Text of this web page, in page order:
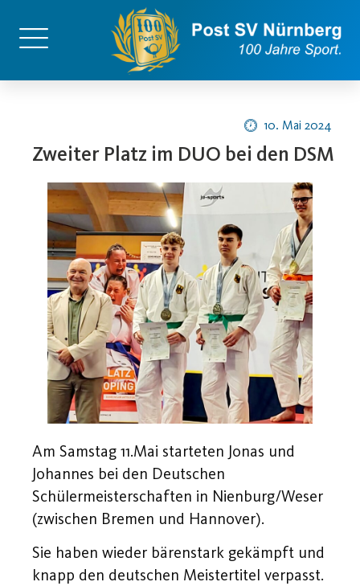
10. Mai 2024
Zweiter Platz im DUO bei den DSM
Am Samstag 11.Mai starteten Jonas und
Johannes bei den Deutschen
Schülermeisterschaften in Nienburg/Weser
(zwischen Bremen und Hannover).
Sie haben wieder bärenstark gekämpft und
knapp den deutschen Meistertitel verpasst.